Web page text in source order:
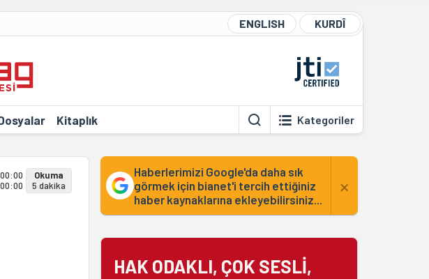
ENGLISH KURDÎ
Kitaplık Kategoriler
00:00
00:00
Okuma
5 dakika
Haberlerimizi Google'da daha sık
görmek için bianet'i tercih ettiğiniz
haber kaynaklarına ekleyebilirsiniz...
×
HAK ODAKLI, ÇOK SESLİ,